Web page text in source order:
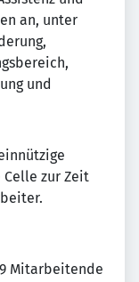
an, unter
und
zur Zeit
Mitarbeitende